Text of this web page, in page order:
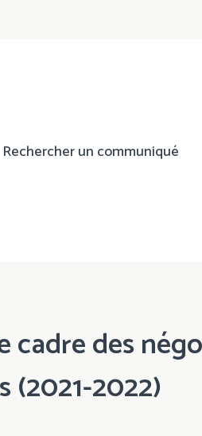
Rechercher un communiqué
cadre des
(2021-2022)